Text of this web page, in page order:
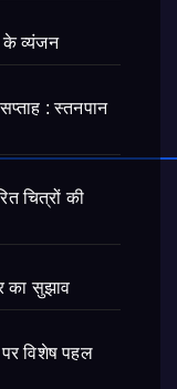
के व्यंजन
: स्तनपान
चित्रों की
का सुझाव
विशेष पहल